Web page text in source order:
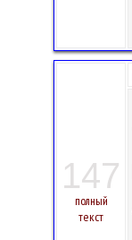
147
полный
текст